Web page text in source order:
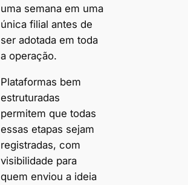
uma semana em uma
única filial antes de
ser adotada em toda
a operação.
Plataformas bem
estruturadas
permitem que todas
essas etapas sejam
registradas, com
visibilidade para
quem enviou a ideia